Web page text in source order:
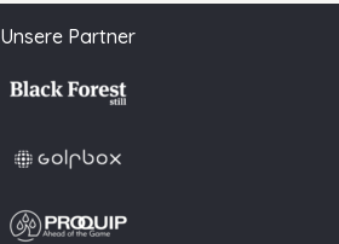
Unsere Partner